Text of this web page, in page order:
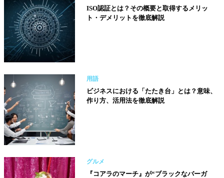
ISO認証とは？その概要と取得するメリッ
ト・デメリットを徹底解説
用語
ビジネスにおける「たたき台」とは？意味、
作り方、活用法を徹底解説
グルメ
『コアラのマーチ』が“ブラックなバーガ